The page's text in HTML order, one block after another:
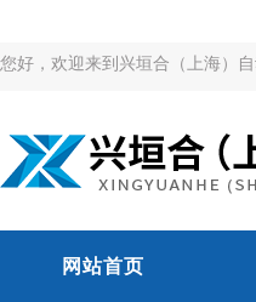
您好，欢迎来到兴垣合（上海）
网站首页